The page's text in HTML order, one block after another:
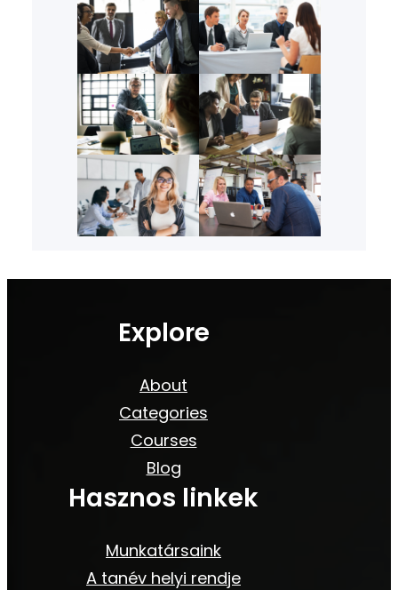
Explore
About
Categories
Courses
Blog
Hasznos linkek
Munkatársaink
A tanév helyi rendje